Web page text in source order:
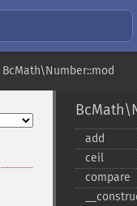
add
ceil
compare